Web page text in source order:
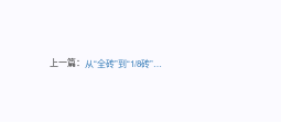
上一篇： 从“全砖”到“1/8砖”，一文读懂砖块电源